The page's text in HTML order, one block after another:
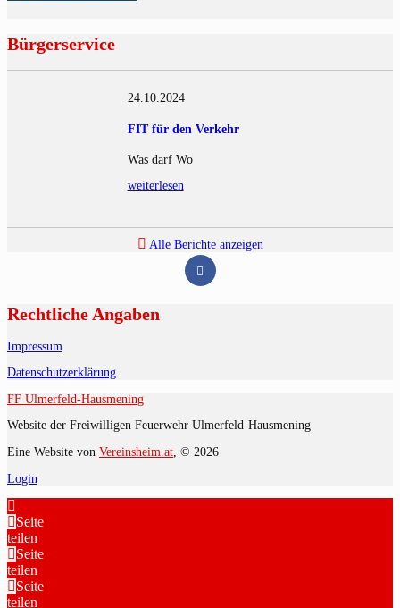
Bürgerservice
24.10.2024
FIT für den Verkehr
Was darf Wo
weiterlesen
Alle Berichte anzeigen
Rechtliche Angaben
Impressum
Datenschutzerklärung
FF Ulmerfeld-Hausmening
Website der Freiwilligen Feuerwehr Ulmerfeld-Hausmening
Eine Website von Vereinsheim.at, © 2026
Login
Seite
teilen
Seite
teilen
Seite
teilen